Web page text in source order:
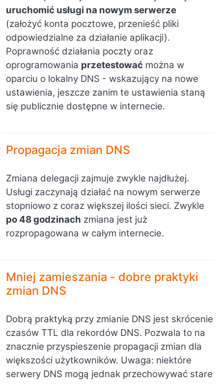
uruchomić usługi na nowym serwerze
(założyć konta pocztowe, przenieść pliki
odpowiedzialne za działanie aplikacji).
Poprawność działania poczty oraz
oprogramowania przetestować można w
oparciu o lokalny DNS - wskazujący na nowe
ustawienia, jeszcze zanim te ustawienia staną
się publicznie dostępne w internecie.
Propagacja zmian DNS
Zmiana delegacji zajmuje zwykle najdłużej.
Usługi zaczynają działać na nowym serwerze
stopniowo z coraz większej ilości sieci. Zwykle
po 48 godzinach zmiana jest już
rozpropagowana w całym internecie.
Mniej zamieszania - dobre praktyki
zmian DNS
Dobrą praktyką przy zmianie DNS jest skrócenie
czasów TTL dla rekordów DNS. Pozwala to na
znacznie przyspieszenie propagacji zmian dla
większości użytkowników. Uwaga: niektóre
serwery DNS mogą jednak przechowywać stare